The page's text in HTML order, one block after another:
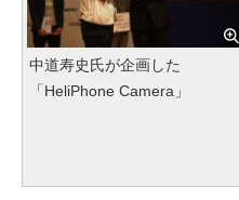
中道寿史氏が企画した
「HeliPhone Camera」